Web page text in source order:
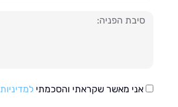
אני מאשר שקראתי והסכמתילמדיניות הפרטיות